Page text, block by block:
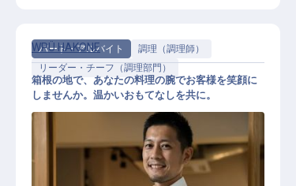
パート・アルバイト
調理（調理師）
リーダー・チーフ（調理部門）
WPÜ HAKONE
箱根の地で、あなたの料理の腕でお客様を笑顔に
しませんか。温かいおもてなしを共に。